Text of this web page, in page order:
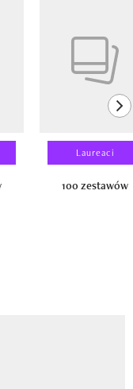
Laureaci
100 zestawów